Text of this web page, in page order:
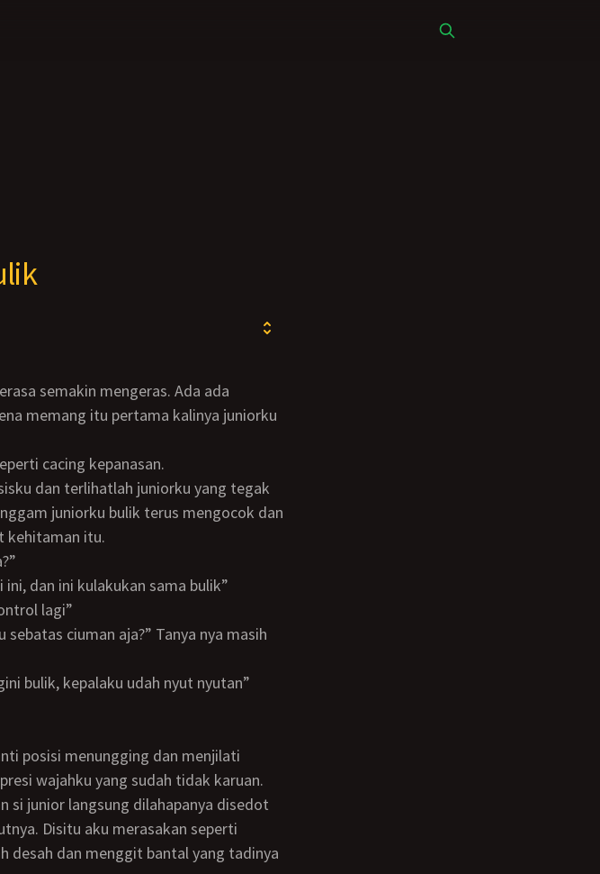
memang itu pertama kalinya juniorku
cacing kepanasan.
juniorku bulik terus mengocok dan
kehitaman itu.
lagi”
bulik, kepalaku udah nyut nyutan”
wajahku yang sudah tidak karuan.
Disitu aku merasakan seperti
desah dan menggit bantal yang tadinya